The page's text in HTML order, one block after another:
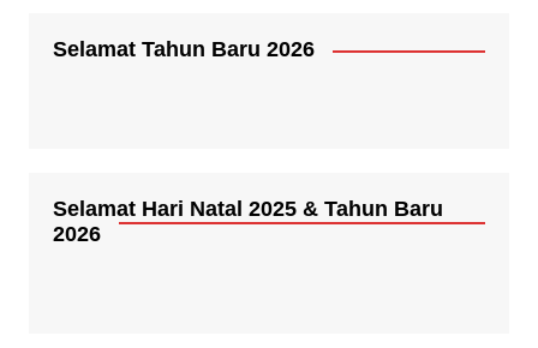
Selamat Tahun Baru 2026
Selamat Hari Natal 2025 & Tahun Baru
2026